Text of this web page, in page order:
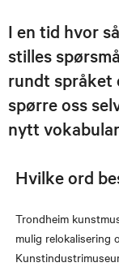
I en tid hvor
stilles
rundt språket
spørre oss
nytt
Hvilke ord
Trondheim
mulig relokalisering